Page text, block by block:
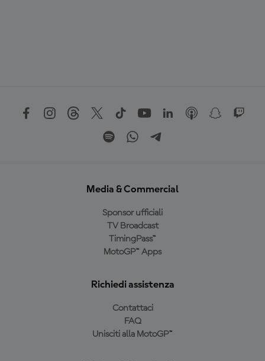
Media & Commercial
Sponsor ufficiali
TV Broadcast
TimingPass™
MotoGP™ Apps
Richiedi assistenza
Contattaci
FAQ
Unisciti alla MotoGP™